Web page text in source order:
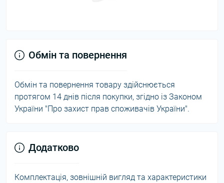
Обмін та повернення
Обмін та повернення товару здійснюється
протягом 14 днів після покупки, згідно із Законом
України "Про захист прав споживачів України".
Додатково
Комплектація, зовнішній вигляд та характеристики